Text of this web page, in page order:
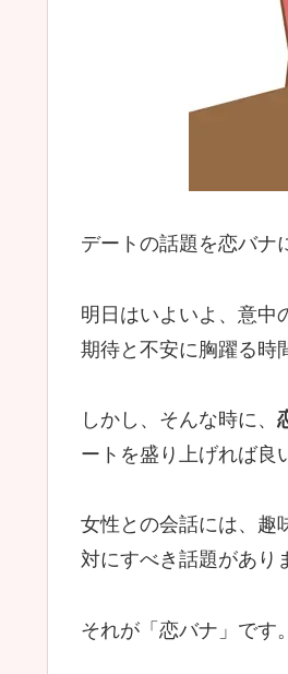
デートの話題を恋バナ
明日はいよいよ、意中
期待と不安に胸躍る時
しかし、そんな時に、
ートを盛り上げれば良
女性との会話には、趣
対にすべき話題があり
それが「恋バナ」です。